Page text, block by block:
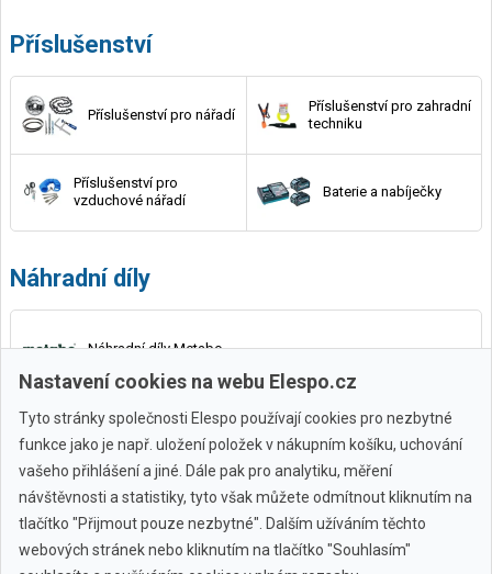
Příslušenství
Příslušenství pro nářadí
Příslušenství pro zahradní
techniku
Příslušenství pro
vzduchové nářadí
Baterie a nabíječky
Náhradní díly
Náhradní díly Metabo
Všechny značky
Nastavení cookies na webu Elespo.cz
Tyto stránky společnosti Elespo používají cookies pro nezbytné
funkce jako je např. uložení položek v nákupním košíku, uchování
vašeho přihlášení a jiné. Dále pak pro analytiku, měření
návštěvnosti a statistiky, tyto však můžete odmítnout kliknutím na
tlačítko "Přijmout pouze nezbytné". Dalším užíváním těchto
webových stránek nebo kliknutím na tlačítko "Souhlasím"